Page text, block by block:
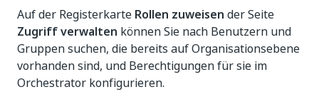
Auf der Registerkarte Rollen zuweisen der Seite
Zugriff verwalten können Sie nach Benutzern und
Gruppen suchen, die bereits auf Organisationsebene
vorhanden sind, und Berechtigungen für sie im
Orchestrator konfigurieren.